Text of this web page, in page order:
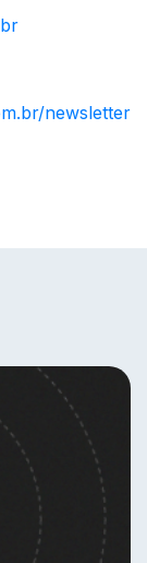
newsletter